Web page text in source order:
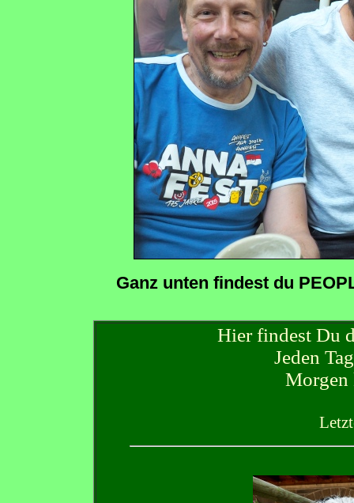
Ganz unten findest du
Hier findest Du
Jeden
Morgen